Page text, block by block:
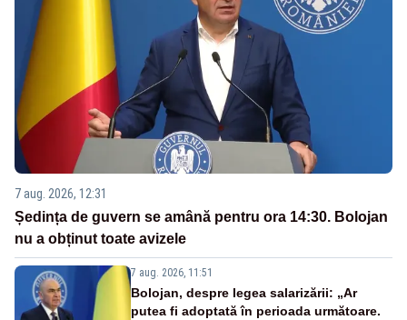
7 aug. 2026, 12:31
Ședința de guvern se amână pentru ora 14:30. Bolojan
nu a obținut toate avizele
7 aug. 2026, 11:51
Bolojan, despre legea salarizării: „Ar
putea fi adoptată în perioada următoare.